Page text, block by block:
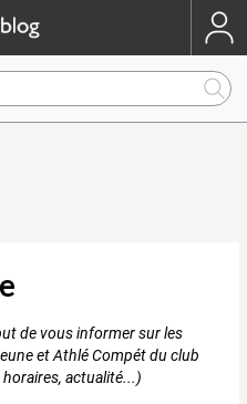
de vous informer sur les
et Athlé Compét du club
actualité...)